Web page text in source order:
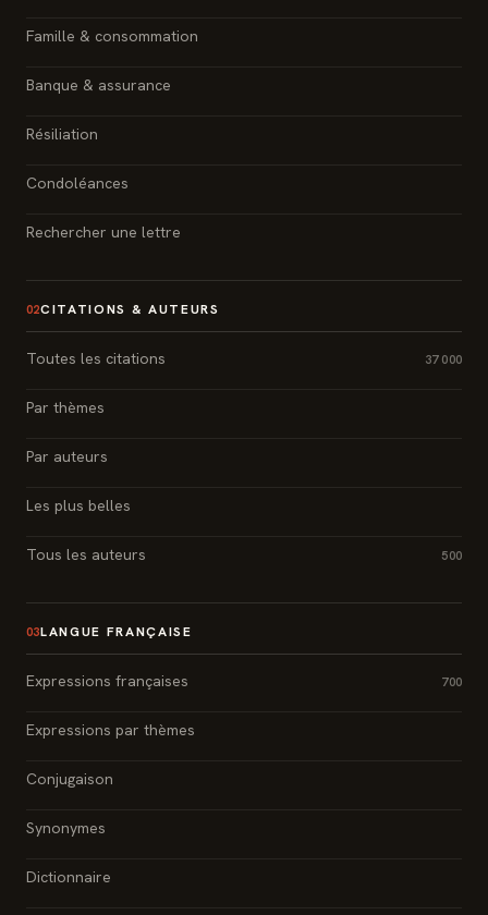
Famille & consommation
Banque & assurance
Résiliation
Condoléances
Rechercher une lettre
02CITATIONS & AUTEURS
Toutes les citations 37 000
Par thèmes
Par auteurs
Les plus belles
Tous les auteurs 500
03LANGUE FRANÇAISE
Expressions françaises 700
Expressions par thèmes
Conjugaison
Synonymes
Dictionnaire